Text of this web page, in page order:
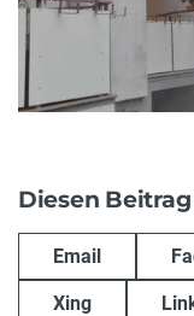
Diesen
Email
Xing